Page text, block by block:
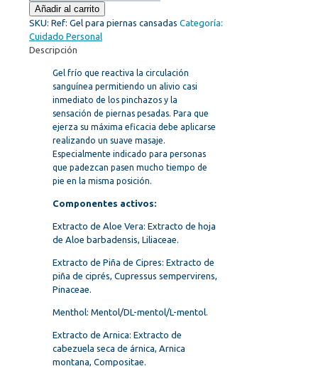
para
piernas
cansadas
cantidad
Añadir al carrito
SKU: Ref: Gel para piernas cansadas Categoría:
Cuidado Personal
Descripción
Gel frío que reactiva la circulación
sanguínea permitiendo un alivio casi
inmediato de los pinchazos y la
sensación de piernas pesadas. Para que
ejerza su máxima eficacia debe aplicarse
realizando un suave masaje.
Especialmente indicado para personas
que padezcan pasen mucho tiempo de
pie en la misma posición.
Componentes activos:
Extracto de Aloe Vera: Extracto de hoja
de Aloe barbadensis, Liliaceae.
Extracto de Piña de Cipres: Extracto de
piña de ciprés, Cupressus sempervirens,
Pinaceae.
Menthol: Mentol/DL-mentol/L-mentol.
Extracto de Arnica: Extracto de
cabezuela seca de árnica, Arnica
montana, Compositae.